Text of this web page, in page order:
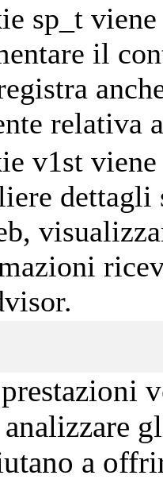
sp_t
il
relativa
v1st
analizzare
a